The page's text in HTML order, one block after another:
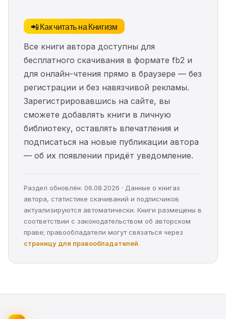
📲 Как читать на Книгизм
Все книги автора доступны для
бесплатного скачивания в формате fb2 и
для онлайн-чтения прямо в браузере — без
регистрации и без навязчивой рекламы.
Зарегистрировавшись на сайте, вы
сможете добавлять книги в личную
библиотеку, оставлять впечатления и
подписаться на новые публикации автора
— об их появлении придёт уведомление.
Раздел обновлён: 06.08.2026 · Данные о книгах
автора, статистике скачиваний и подписчиков
актуализируются автоматически. Книги размещены в
соответствии с законодательством об авторском
праве; правообладатели могут связаться через
страницу для правообладателей.